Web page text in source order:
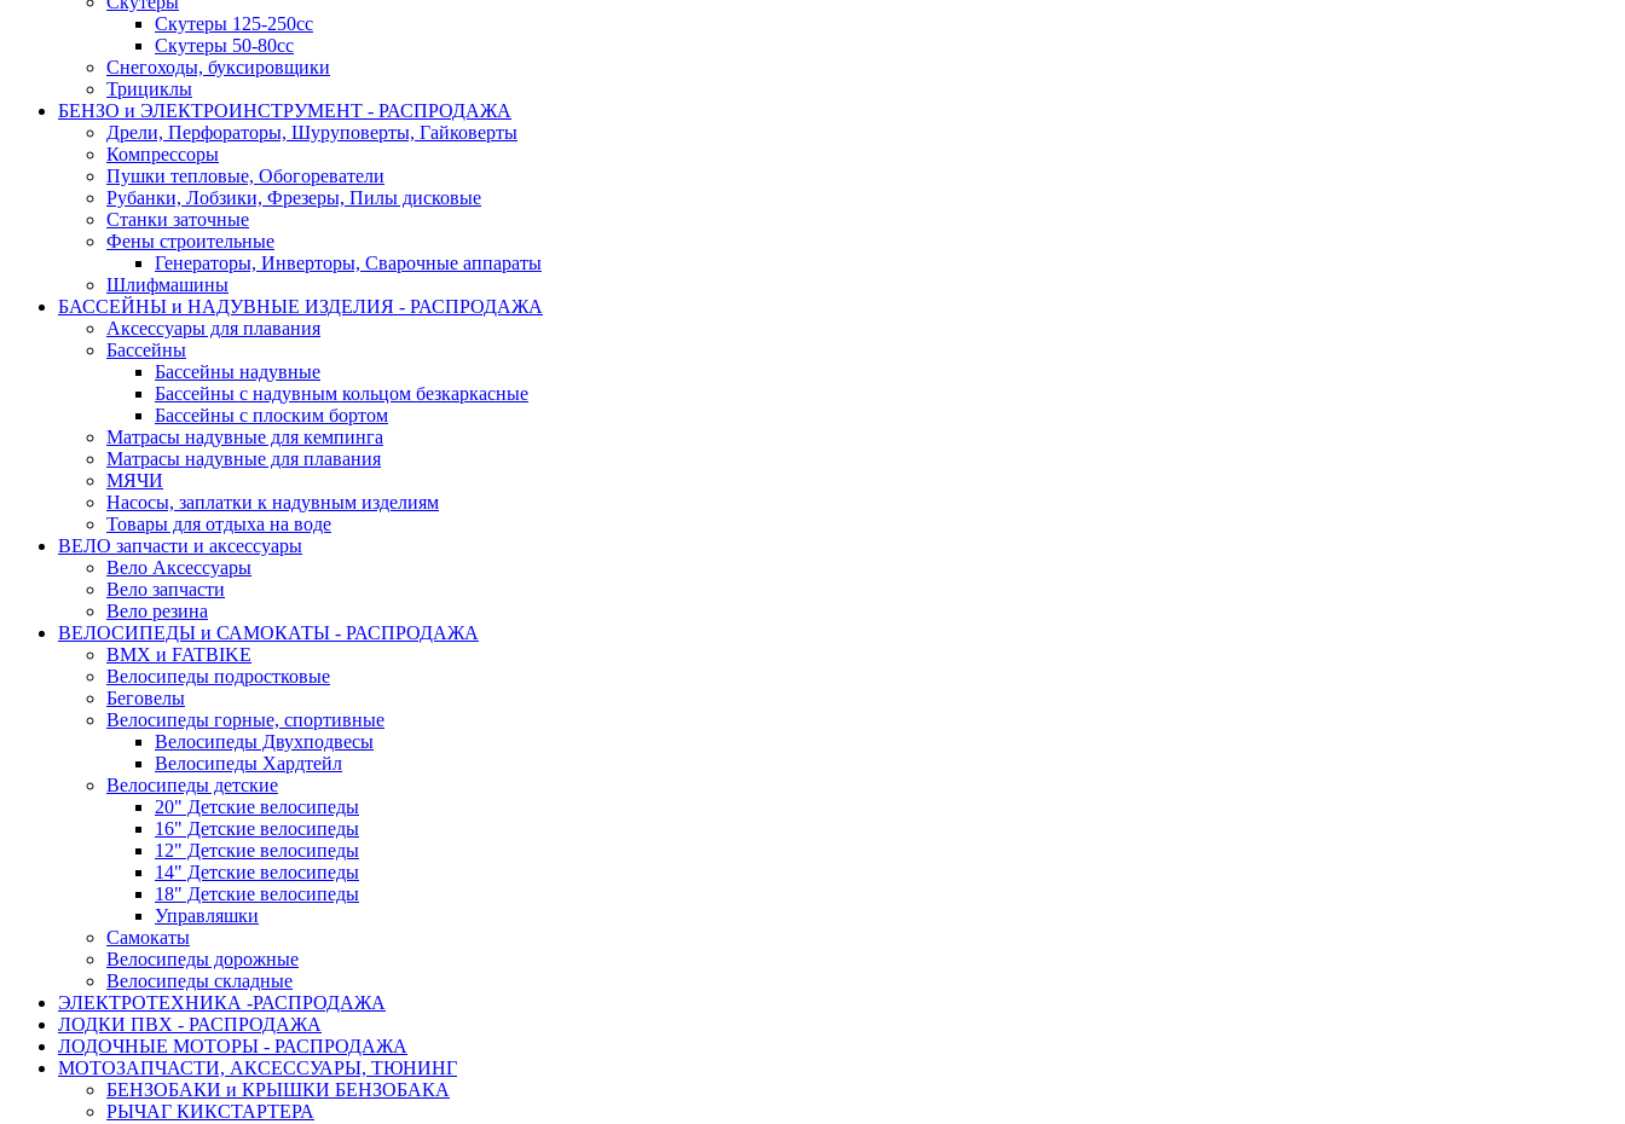
Скутеры 125-250сс
Скутеры 50-80сс
Снегоходы, буксировщики
Трициклы
БЕНЗО и ЭЛЕКТРОИНСТРУМЕНТ - РАСПРОДАЖА
Дрели, Перфораторы, Шуруповерты, Гайковерты
Компрессоры
Пушки тепловые, Обогореватели
Рубанки, Лобзики, Фрезеры, Пилы дисковые
Станки заточные
Фены строительные
Генераторы, Инверторы, Сварочные аппараты
Шлифмашины
БАССЕЙНЫ и НАДУВНЫЕ ИЗДЕЛИЯ - РАСПРОДАЖА
Аксессуары для плавания
Бассейны
Бассейны надувные
Бассейны с надувным кольцом безкаркасные
Бассейны с плоским бортом
Матрасы надувные для кемпинга
Матрасы надувные для плавания
МЯЧИ
Насосы, заплатки к надувным изделиям
Товары для отдыха на воде
ВЕЛО запчасти и аксессуары
Вело Аксессуары
Вело запчасти
Вело резина
ВЕЛОСИПЕДЫ и САМОКАТЫ - РАСПРОДАЖА
BMX и FATBIKE
Велосипеды подростковые
Беговелы
Велосипеды горные, спортивные
Велосипеды Двухподвесы
Велосипеды Хардтейл
Велосипеды детские
20" Детские велосипеды
16" Детские велосипеды
12" Детские велосипеды
14" Детские велосипеды
18" Детские велосипеды
Управляшки
Самокаты
Велосипеды дорожные
Велосипеды складные
ЭЛЕКТРОТЕХНИКА -РАСПРОДАЖА
ЛОДКИ ПВХ - РАСПРОДАЖА
ЛОДОЧНЫЕ МОТОРЫ - РАСПРОДАЖА
МОТОЗАПЧАСТИ, АКСЕССУАРЫ, ТЮНИНГ
БЕНЗОБАКИ и КРЫШКИ БЕНЗОБАКА
РЫЧАГ КИКСТАРТЕРА